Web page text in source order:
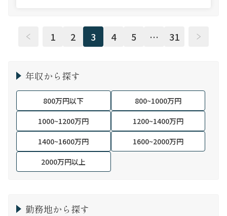
1 2 3 4 5 … 31
年収から探す
800万円以下
800~1000万円
1000~1200万円
1200~1400万円
1400~1600万円
1600~2000万円
2000万円以上
勤務地から探す